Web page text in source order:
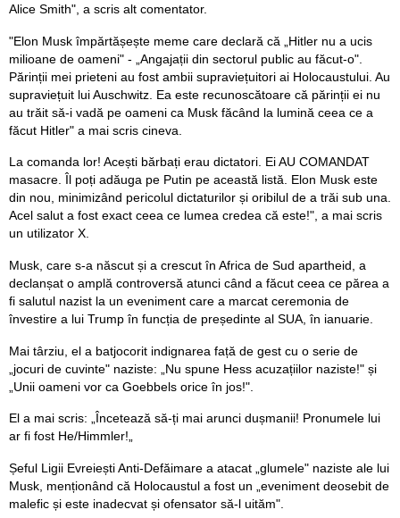
Alice Smith", a scris alt comentator.
"Elon Musk împărtășește meme care declară că „Hitler nu a ucis
milioane de oameni" - „Angajații din sectorul public au făcut-o".
Părinții mei prieteni au fost ambii supraviețuitori ai Holocaustului. Au
supraviețuit lui Auschwitz. Ea este recunoscătoare că părinții ei nu
au trăit să-i vadă pe oameni ca Musk făcând la lumină ceea ce a
făcut Hitler" a mai scris cineva.
La comanda lor! Acești bărbați erau dictatori. Ei AU COMANDAT
masacre. Îl poți adăuga pe Putin pe această listă. Elon Musk este
din nou, minimizând pericolul dictaturilor și oribilul de a trăi sub una.
Acel salut a fost exact ceea ce lumea credea că este!", a mai scris
un utilizator X.
Musk, care s-a născut și a crescut în Africa de Sud apartheid, a
declanșat o amplă controversă atunci când a făcut ceea ce părea a
fi salutul nazist la un eveniment care a marcat ceremonia de
învestire a lui Trump în funcția de președinte al SUA, în ianuarie.
Mai târziu, el a batjocorit indignarea față de gest cu o serie de
„jocuri de cuvinte" naziste: „Nu spune Hess acuzațiilor naziste!" și
„Unii oameni vor ca Goebbels orice în jos!".
El a mai scris: „Încetează să-ți mai arunci dușmanii! Pronumele lui
ar fi fost He/Himmler!„
Șeful Ligii Evreiești Anti-Defăimare a atacat „glumele" naziste ale lui
Musk, menționând că Holocaustul a fost un „eveniment deosebit de
malefic și este inadecvat și ofensator să-l uităm".